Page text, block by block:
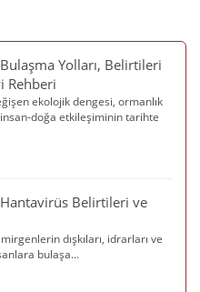
Yolları, Belirtileri
Rehberi
ekolojik dengesi, ormanlık
doğa etkileşiminin tarihte
Belirtileri ve
dışkıları, idrarları ve
bulaşa...